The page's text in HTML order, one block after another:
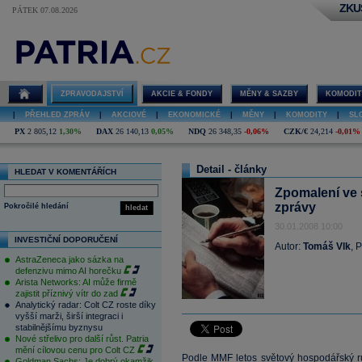
PÁTEK 07.08.2026
ZPRAVODAJSTVÍ AKCIE & FONDY MĚNY & SAZBY
PŘEHLED ZPRÁV AKCIOVÉ EKONOMICKÉ MĚNY KOMODITY
PX 2 805,12 1,30% DAX 26 140,13 0,05% NDQ 26 348,35 -0,06% CZK/€ 24,214 -0,01%
HLEDAT V KOMENTÁŘÍCH
hledat
Pokročilé hledání
INVESTIČNÍ DOPORUČENÍ
AstraZeneca jako sázka na
defenzivu mimo AI horečku
Arista Networks: AI může firmě
zajistit příznivý vítr do zad
Analytický radar: Colt CZ roste díky
vyšší marži, širší integraci i
stabilnějšímu byznysu
Nové střelivo pro další růst. Patria
mění cílovou cenu pro Colt CZ
Detail - články
Zpomalení ve
zprávy
30.01.2008 10:00
Autor: Tomáš Vlk,
Podle MMF letos světový hospodářský